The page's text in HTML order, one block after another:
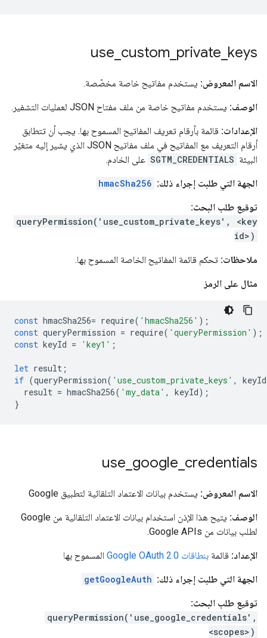
use custom private keys
الاسم المعروض: يستخدم مفاتيح خاصة مخصّصة.
الوصف: يستخدم مفاتيح خاصة من ملف مفتاح JSON لعمليات التشفير.
الإعدادات: قائمة بأرقام تعريف المفاتيح المسموح بها. يجب أن تتطابق
أرقام التعريف مع المفاتيح في ملف مفاتيح JSON الذي يشير إليه متغيّر
البيئة SGTM_CREDENTIALS على الخادم.
الجهة التي طلبت إجراء ذلك: hmacSha256
توقيع طلب البحث:
queryPermission('use_custom_private_keys', <key
id>)
ملاحظات: تحكم قائمة المفاتيح الخاصة المسموح بها.
مثال على الرمز
const hmacSha256= require( 'hmacSha256' );
const queryPermission = require( 'queryPermission' );
const keyId = 'key1' ;
let result ;
if (queryPermission( 'use_custom_private_keys' , keyId
result = hmacSha256( 'my_data' , keyId);
}
use google credentials
الاسم المعروض: يستخدم بيانات الاعتماد التلقائية لتطبيق Google
الوصف:
يتيح هذا الإذن استخدام بيانات الاعتماد التلقائية من Google
لطلب بيانات من Google APIs.
الإعداد: قائمة بنطاقات Google OAuth 2.0 المسموح بها
الجهة التي طلبت إجراء ذلك: getGoogleAuth
توقيع طلب البحث:
queryPermission('use_google_credentials',
<scopes>)